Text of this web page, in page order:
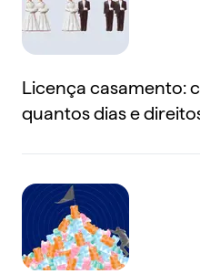
Licença casamento:
quantos dias e